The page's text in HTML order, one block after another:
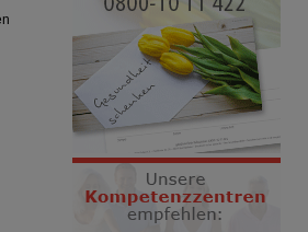
dass Daten hierfür teilweise an
oder soziale Medien